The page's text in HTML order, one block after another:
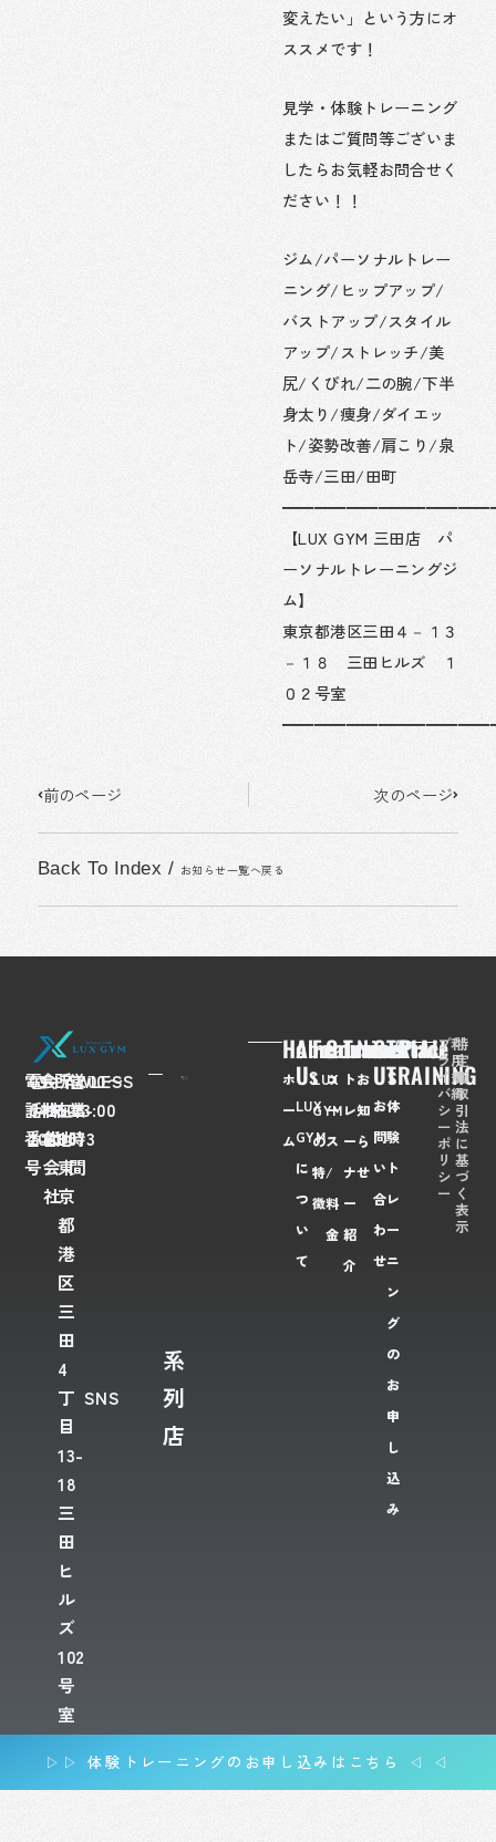
変えたい」という方にオ
ススメです！
見学・体験トレーニング
またはご質問等ございま
したらお気軽お問合せく
ださい！！
ジム/パーソナルトレー
ニング/ヒップアップ/
バストアップ/スタイル
アップ/ストレッチ/美
尻/くびれ/二の腕/下半
身太り/痩身/ダイエッ
ト/姿勢改善/肩こり/泉
岳寺/三田/田町
【LUX GYM 三田店 パ
ーソナルトレーニングジ
ム】
東京都港区三田４－１３
－１８ 三田ヒルズ １
０２号室
前のページ 次のページ
Back To Index / お知らせ一覧へ戻る
電
話
番
号
03-
6435-
2028
会
社
名
FLAWLESS
株
式
会
社
所
在
地
〒
108-
0073
東
京
都
港
区
三
田
4
丁
目
13-
18
三
田
ヒ
ル
ズ
102
号
室
営
業
時
間
7:00〜
23:00
SNS
系
列
店
Home
ホ
ー
ム
About
Us
LUX
GYM
に
つ
い
て
Feaures
LUX
GYM
の
特
徴
Course/Price
コ
ー
ス
/
料
金
Trainer
ト
レ
ー
ナ
ー
紹
介
News
お
知
ら
せ
Contact
Us
お
問
い
合
わ
せ
TRIAL
TRAINING
体
験
ト
レ
ー
ニ
ン
グ
の
お
申
し
込
み
プ
ラ
イ
バ
シ
ー
ポ
リ
シ
ー
利
用
規
約
特
定
商
取
引
法
に
基
づ
く
表
示
▷▷ 体験トレーニングのお申し込みはこちら ◁ ◁